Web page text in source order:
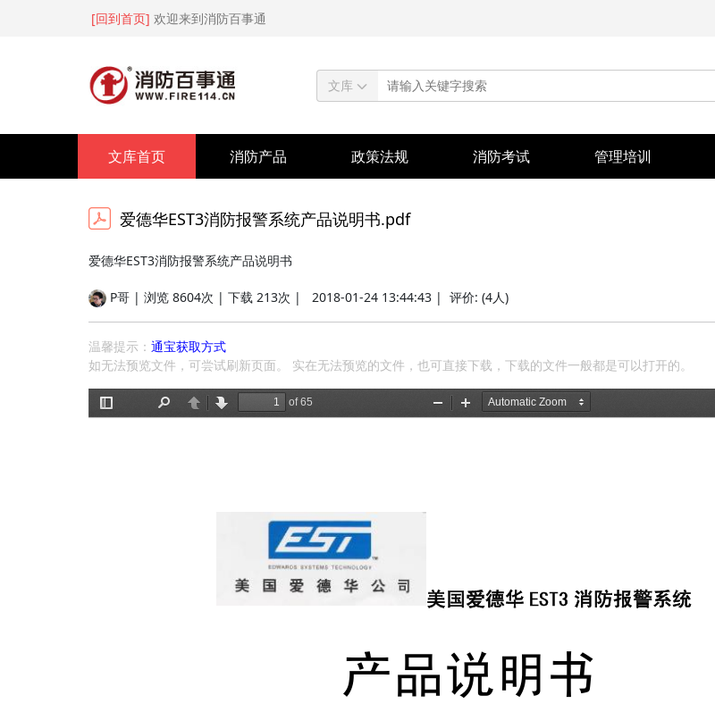
[回到首页] 欢迎来到消防百事通
文库
文库首页 消防产品 政策法规 消防考试 管理培训
爱德华EST3消防报警系统产品说明书.pdf
爱德华EST3消防报警系统产品说明书
P哥 | 浏览 8604次 | 下载 213次 | 2018-01-24 13:44:43 | 评价: (4人)
温馨提示： 通宝获取方式
如无法预览文件，可尝试刷新页面。 实在无法预览的文件，也可直接下载，下载的文件一般都是可以打开的。